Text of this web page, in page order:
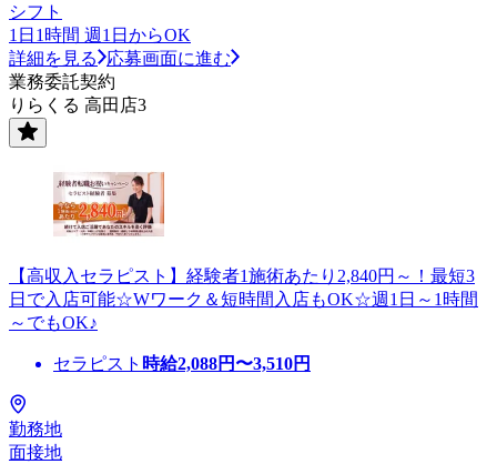
シフト
1日1時間 週1日からOK
詳細を見る
応募画面に進む
業務委託契約
りらくる 高田店3
【高収入セラピスト】経験者1施術あたり2,840円～！最短3
日で入店可能☆Wワーク＆短時間入店もOK☆週1日～1時間
～でもOK♪
セラピスト 時給2,088円〜3,510円
勤務地
面接地